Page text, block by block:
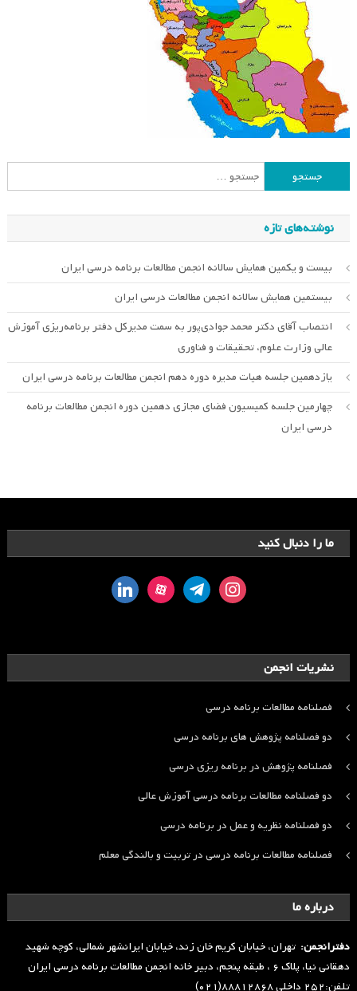
جستجو
برای:
نوشته‌های تازه
بیست و یکمین همایش سالانه انجمن مطالعات برنامه درسی ایران
بیستمین همایش سالانه انجمن مطالعات درسی ایران
انتصاب آقای دکتر محمد جوادی‌پور به سمت مدیرکل دفتر برنامه‌ریزی آموزش
عالی وزارت علوم، تحقیقات و فناوری
یازدهمین جلسه هیات مدیره دوره دهم انجمن مطالعات برنامه درسی ایران
چهارمین جلسه کمیسیون فضای مجازی دهمین دوره انجمن مطالعات برنامه
درسی ایران
ما را دنبال کنید
instagram
telegram
aparat
linkedin
نشریات انجمن
فصلنامه مطالعات برنامه درسی
دو فصلنامه پژوهش های برنامه درسی
فصلنامه پژوهش در برنامه ریزی درسی
دو فصلنامه مطالعات برنامه درسی آموزش عالی
دو فصلنامه نظریه و عمل در برنامه درسی
فصلنامه مطالعات برنامه درسی در تربیت و بالندگی معلم
درباره ما
دفترانجمن: تهران، خیابان کریم خان زند، خیابان ایرانشهر شمالی، کوچه شهید
دهقانی نیا، پلاک ۶ ، طبقه پنجم، دبیر خانه انجمن مطالعات برنامه درسی ایران
تلفن:۲۵۲ داخلی ۸۸۸۱۲۸۶۸(۰۲۱)